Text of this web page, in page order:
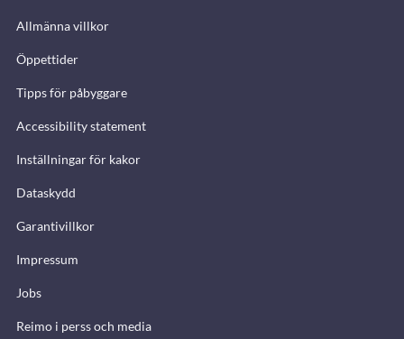
Allmänna villkor
Öppettider
Tipps för påbyggare
Accessibility statement
Inställningar för kakor
Dataskydd
Garantivillkor
Impressum
Jobs
Reimo i perss och media